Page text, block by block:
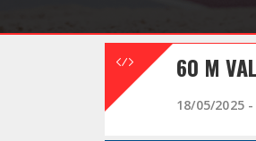
60 M
18/05/2025